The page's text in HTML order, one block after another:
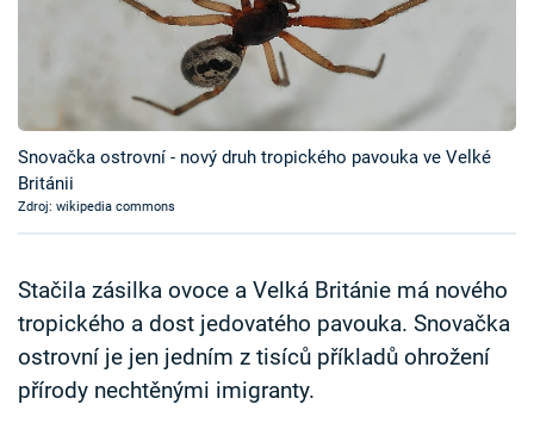
Sledujte prima+
Přihlášení
Snovačka ostrovní - nový druh tropického pavouka ve Velké
Británii
Zdroj: wikipedia commons
Stačila zásilka ovoce a Velká Británie má nového
tropického a dost jedovatého pavouka. Snovačka
ostrovní je jen jedním z tisíců příkladů ohrožení
přírody nechtěnými imigranty.